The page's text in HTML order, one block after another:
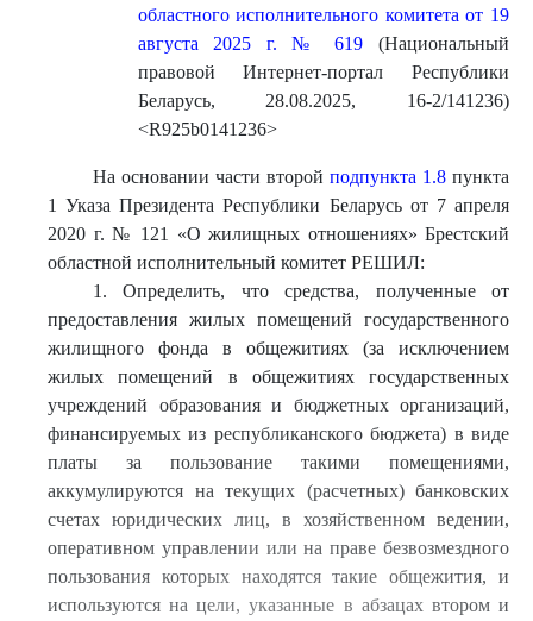
областного исполнительного комитета от 19
августа 2025 г. № 619 (Национальный
правовой Интернет-портал Республики
Беларусь, 28.08.2025, 16-2/141236)
<R925b0141236>
На основании части второй подпункта 1.8пункта
1 Указа Президента Республики Беларусь от 7 апреля
2020 г. № 121 «О жилищных отношениях» Брестский
областной исполнительный комитет РЕШИЛ:
1. Определить, что средства, полученные от
предоставления жилых помещений государственного
жилищного фонда в общежитиях (за исключением
жилых помещений в общежитиях государственных
учреждений образования и бюджетных организаций,
финансируемых из республиканского бюджета) в виде
платы за пользование такими помещениями,
аккумулируются на текущих (расчетных) банковских
счетах юридических лиц, в хозяйственном ведении,
оперативном управлении или на праве безвозмездного
пользования которых находятся такие общежития, и
используются на цели, указанные в абзацах втором и